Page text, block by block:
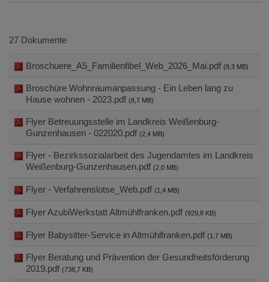
27 Dokumente
Broschuere_A5_Familienfibel_Web_2026_Mai.pdf (8,3 MB)
Broschüre Wohnraumanpassung - Ein Leben lang zu
Hause wohnen - 2023.pdf (8,7 MB)
Flyer Betreuungsstelle im Landkreis Weißenburg-
Gunzenhausen - 022020.pdf (2,4 MB)
Flyer - Bezirkssozialarbeit des Jugendamtes im Landkreis
Weißenburg-Gunzenhausen.pdf (2,0 MB)
Flyer - Verfahrenslotse_Web.pdf (1,4 MB)
Flyer AzubiWerkstatt Altmühlfranken.pdf (929,8 KB)
Flyer Babysitter-Service in Altmühlfranken.pdf (1,7 MB)
Flyer Beratung und Prävention der Gesundheitsförderung
2019.pdf (738,7 KB)